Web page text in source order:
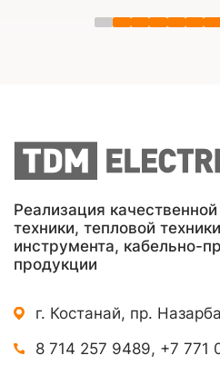
Реализация
техники, тепловой
инструмента, кабельно-
продукции
г. Костанай, пр.
8 714 257 9489, +7 771